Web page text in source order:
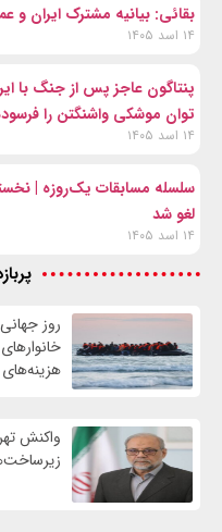
بقائی: بیانیه مشترک ایران
۱۴ اسد ۱۴۰۵
پنتاگون عاجز پس از جنگ با
توان موشکی واشنگتن را
۱۴ اسد ۱۴۰۵
سلسله مسابقات یک‌روزه |
لغو شد
۱۴ اسد ۱۴۰۵
واکنش